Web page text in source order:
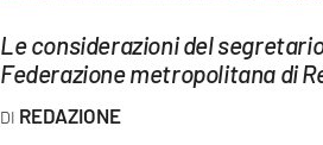
LAC ONAIR
Le considerazioni del
Federazione metropolitana di
REDAZIONE